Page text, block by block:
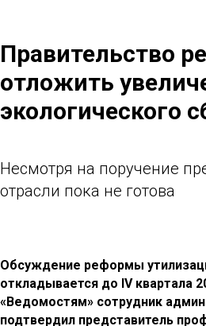
Правительство
отложить
экологического
Несмотря на поручение
отрасли пока не готова
Обсуждение реформы
откладывается до IV квартала
«Ведомостям» сотрудник
подтвердил представитель